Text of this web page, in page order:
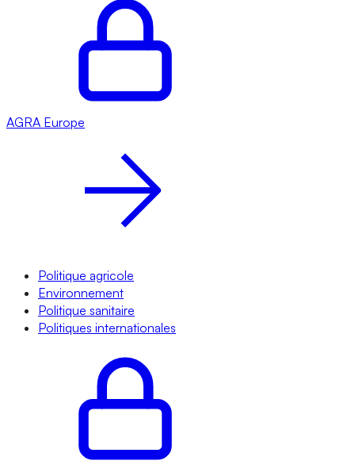
AGRA Europe
Politique agricole
Environnement
Politique sanitaire
Politiques internationales